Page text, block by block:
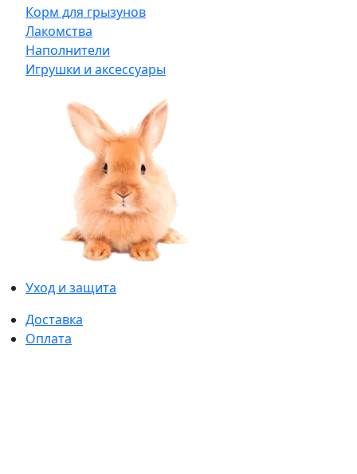
Корм для грызунов
Лакомства
Наполнители
Игрушки и аксессуары
Уход и защита
Доставка
Оплата